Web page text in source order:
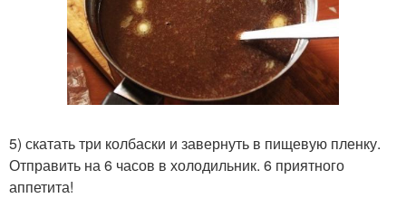
5) скатать три колбаски и завернуть в пищевую пленку.
Отправить на 6 часов в холодильник. 6 приятного
аппетита!